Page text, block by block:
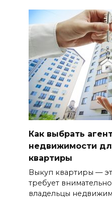
Как выбрать
недвижимости
квартиры
Выкуп квартиры —
требует
владельцы